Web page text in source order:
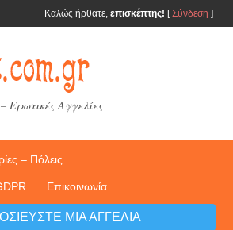
Καλώς ήρθατε, επισκέπτης! [Σύνδεση ]
Ερωτικές Αγγελίες
– Πόλεις
Επικοινωνία
ΜΙΑ ΑΓΓΕΛΊΑ